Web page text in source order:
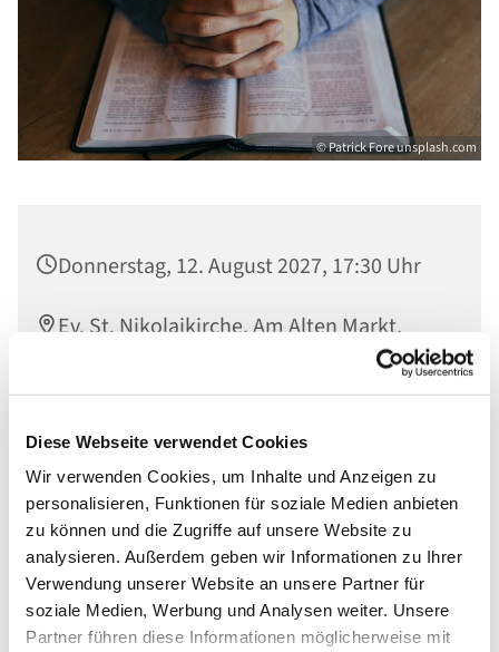
Diese Webseite verwendet Cookies
Wir verwenden Cookies, um Inhalte und Anzeigen zu
personalisieren, Funktionen für soziale Medien anbieten
zu können und die Zugriffe auf unsere Website zu
analysieren. Außerdem geben wir Informationen zu Ihrer
Verwendung unserer Website an unsere Partner für
soziale Medien, Werbung und Analysen weiter. Unsere
Partner führen diese Informationen möglicherweise mit
© Patrick Fore unsplash.com
Donnerstag, 12. August 2027, 17:30 Uhr
Ev. St. Nikolaikirche, Am Alten Markt,
In der Offenen Kirche gesammelte Worte werden im
Raum der Stille verlesen und so vor Gott gebracht